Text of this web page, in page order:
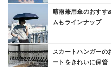
晴雨兼用傘のおすす
ムもラインナップ
スカートハンガーの
ートをきれいに保管